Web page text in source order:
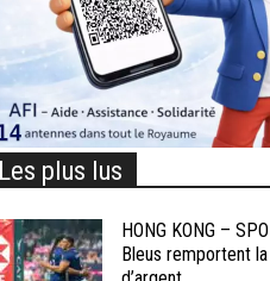
plus lus
HONG KONG –
Bleus remportent